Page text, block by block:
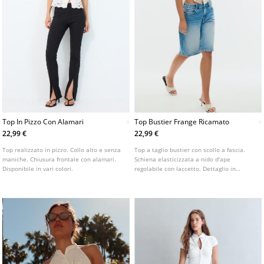
Top In Pizzo Con Alamari
22,99 €
Top realizzato in pizzo. Collo alto e senza
maniche. Chiusura frontale con alamari.
Disponibile in vari colori.
Top Bustier Frange Ricamato
22,99 €
Top a taglio bustier con scollo a fascia.
Schiena elasticizzata a nido d'ape
regolabile con laccetto. Dettaglio in